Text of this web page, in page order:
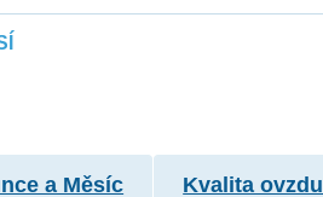
a Měsíc Kvalita